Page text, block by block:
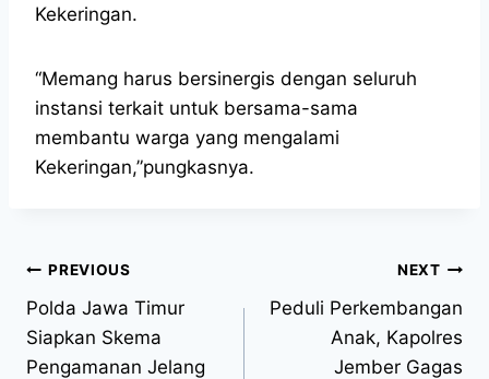
Kekeringan.
“Memang harus bersinergis dengan seluruh
instansi terkait untuk bersama-sama
membantu warga yang mengalami
Kekeringan,”pungkasnya.
PREVIOUS
Polda Jawa Timur
Siapkan Skema
Pengamanan Jelang
NEXT
Peduli Perkembangan
Anak, Kapolres
Jember Gagas